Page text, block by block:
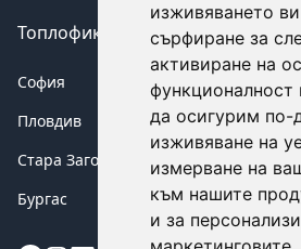
изживяването
сърфиране за
активиране на
функционалност
да осигурим по-
изживяване на
измерване на
към нашите
и за
Топлофикация аварии
София
Пловдив
Стара Загора
Бургас